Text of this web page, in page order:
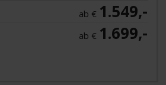
ab € 1.549,-
ab € 1.699,-